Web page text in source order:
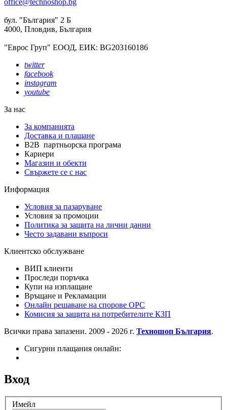
office@technoshop.bg
бул. "България" 2 Б
4000, Пловдив, България
"Еврос Груп" ЕООД, ЕИК: BG203160186
twitter
facebook
instagram
youtube
За нас
За компанията
Доставка и плащане
B2B партньорска програма
Кариери
Магазин и обекти
Свържете се с нас
Информация
Условия за пазаруване
Условия за промоции
Политика за защита на лични данни
Често задавани въпроси
Клиентско обслужване
ВИП клиенти
Проследи поръчка
Купи на изплащане
Връщане и Рекламации
Онлайн решаване на спорове OPC
Комисия за защита на потребителите КЗП
Всички права запазени. 2009 - 2026 г. Техношоп България.
Сигурни плащания онлайн:
Вход
Имейл